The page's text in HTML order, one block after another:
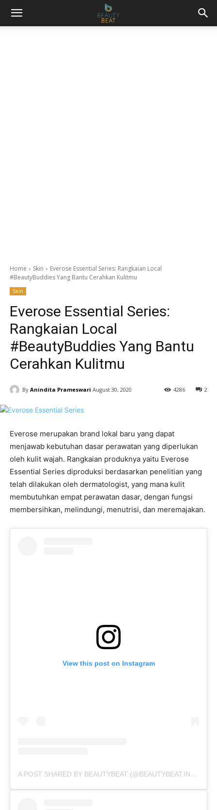
Home Skin
Everose Essential Series: Rangkaian Local
#BeautyBuddies Yang Bantu Cerahkan Kulitmu
Skin
Everose Essential Series:
Rangkaian Local
#BeautyBuddies Yang Bantu
Cerahkan Kulitmu
By Anindita Prameswari August 30, 2020 2
4286
Everose merupakan brand lokal baru yang dapat
menjawab kebutuhan dasar perawatan yang diperlukan
oleh kulit wajah. Rangkaian produknya yaitu Everose
Essential Series diproduksi berdasarkan penelitian yang
telah dilakukan oleh dermatologist, yang mana kulit
membutuhkan empat perawatan dasar, dengan fungsi
membersihkan, melindungi, menutrisi, dan meremajakan.
View this post on Instagram
A POST SHARED BY BEAUTYBEAT (@BEAUTYBEAT.IND)